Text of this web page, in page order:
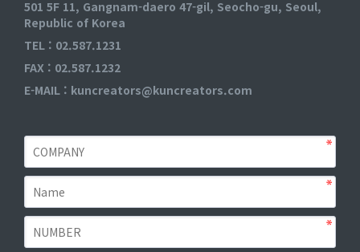
501 5F 11, Gangnam-daero 47-gil, Seocho-gu, Seoul,
Republic of Korea
TEL : 02.587.1231
FAX : 02.587.1232
E-MAIL : kuncreators@kuncreators.com